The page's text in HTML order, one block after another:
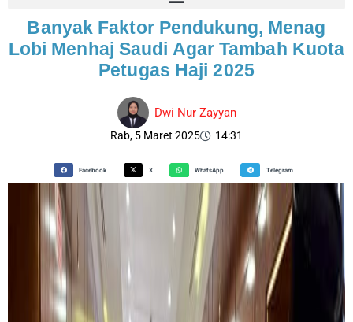
Banyak Faktor Pendukung, Menag
Lobi Menhaj Saudi Agar Tambah Kuota
Petugas Haji 2025
Dwi Nur Zayyan
Rab, 5 Maret 2025 14:31
Facebook X WhatsApp Telegram